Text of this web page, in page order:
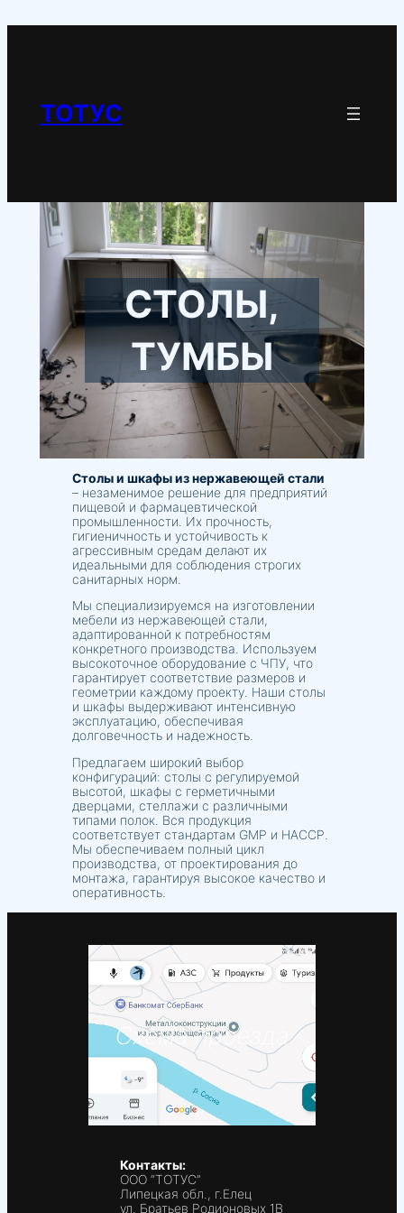
к
ТОТУС
СТОЛЫ,
ТУМБЫ
Столы и шкафы из нержавеющей стали
– незаменимое решение для предприятий
пищевой и фармацевтической
промышленности. Их прочность,
гигиеничность и устойчивость к
агрессивным средам делают их
идеальными для соблюдения строгих
санитарных норм.
Мы специализируемся на изготовлении
мебели из нержавеющей стали,
адаптированной к потребностям
конкретного производства. Используем
высокоточное оборудование с ЧПУ, что
гарантирует соответствие размеров и
геометрии каждому проекту. Наши столы
и шкафы выдерживают интенсивную
эксплуатацию, обеспечивая
долговечность и надежность.
Предлагаем широкий выбор
конфигураций: столы с регулируемой
высотой, шкафы с герметичными
дверцами, стеллажи с различными
типами полок. Вся продукция
соответствует стандартам GMP и HACCP.
Мы обеспечиваем полный цикл
производства, от проектирования до
монтажа, гарантируя высокое качество и
оперативность.
Схема проезда
Контакты:
ООО “ТОТУС”
Липецкая обл., г.Елец
ул. Братьев Родионовых 1В